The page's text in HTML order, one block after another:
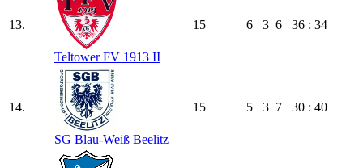
13.
Teltower FV 1913 II
15 6 3 6 36 : 34
14.
SG Blau-Weiß Beelitz
15 5 3 7 30 : 40